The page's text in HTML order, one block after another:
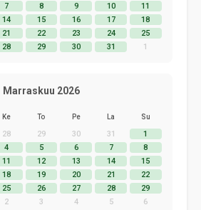
7 8 9 10
11
14 15 16 17
18
21 22 23 24
25
28 29 30 31 1
Marraskuu 2026
Ke To Pe La Su
28 29 30 31
1
4 5 6 7
8
11 12 13 14
15
18 19 20 21
22
25 26 27 28
29
2 3 4 5 6